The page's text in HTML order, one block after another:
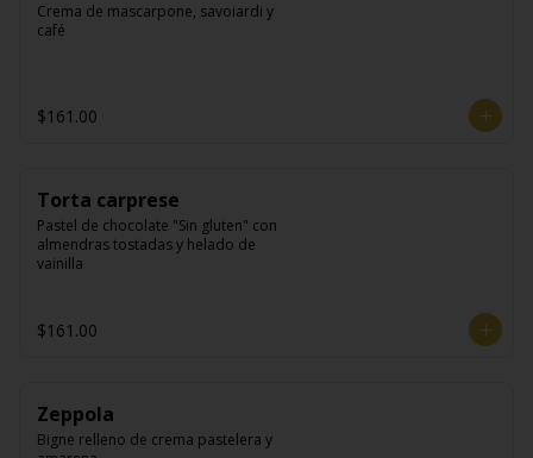
Crema de mascarpone, savoiardi y
café
$161.00
Torta carprese
Pastel de chocolate "Sin gluten" con
almendras tostadas y helado de
vainilla
$161.00
Zeppola
Bigne relleno de crema pastelera y